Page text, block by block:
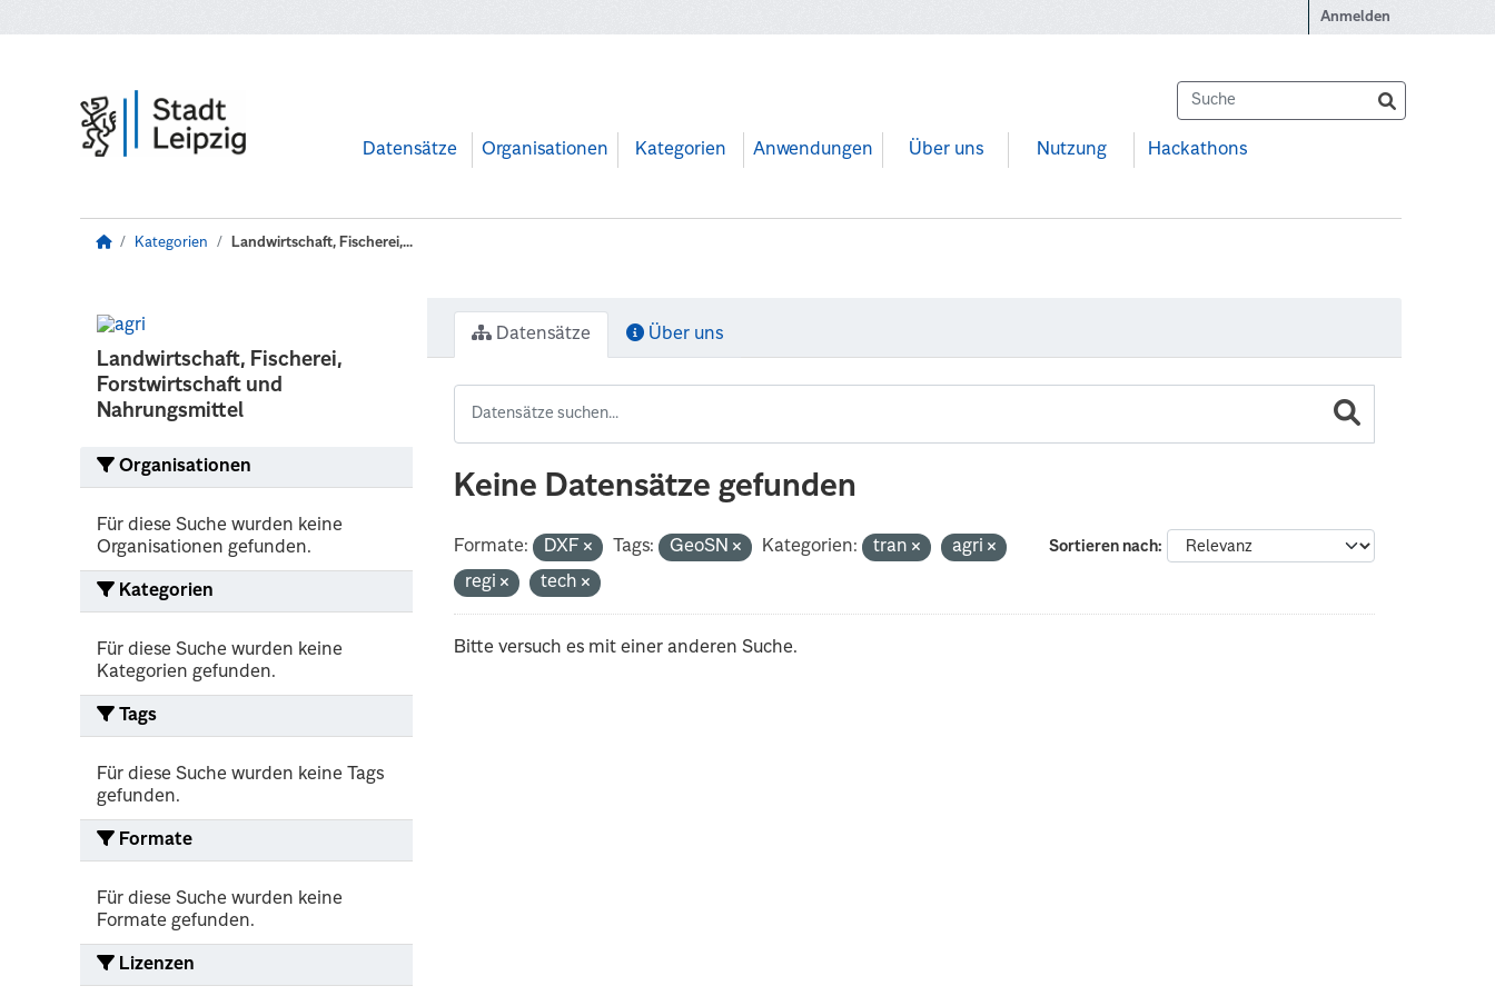
Anmelden
Datensätze Organisationen Kategorien Anwendungen Über uns Nutzung Hackathons
Kategorien Landwirtschaft, Fischerei,...
Landwirtschaft, Fischerei,
Forstwirtschaft und
Nahrungsmittel
Organisationen
Für diese Suche wurden keine
Organisationen gefunden.
Kategorien
Für diese Suche wurden keine
Kategorien gefunden.
Tags
Für diese Suche wurden keine Tags
gefunden.
Formate
Für diese Suche wurden keine
Formate gefunden.
Lizenzen
Datensätze Über uns
Keine Datensätze gefunden
Sortieren nach
Formate: DXF Tags: GeoSN Kategorien: tran
agri
regi
tech
Bitte versuch es mit einer anderen Suche.